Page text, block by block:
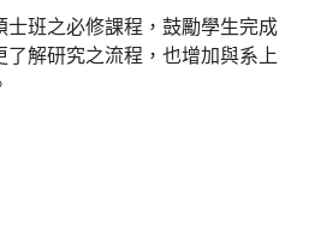
士班之必修課程，鼓勵學生完成
解研究之流程，也增加與系上